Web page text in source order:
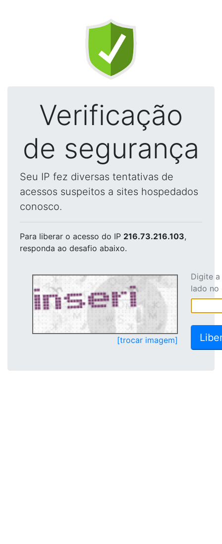
Verificação
de segurança
Seu IP fez diversas tentativas de
acessos suspeitos a sites hospedados
conosco.
Para liberar o acesso do IP 216.73.216.103,
responda ao desafio abaixo.
[trocar imagem]
Digite
lado no